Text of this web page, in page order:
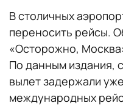
В столичных
переносить рейсы.
«Осторожно,
По данным издания,
вылет задержали
международных